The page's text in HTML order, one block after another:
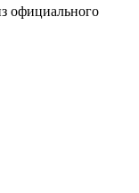
официального